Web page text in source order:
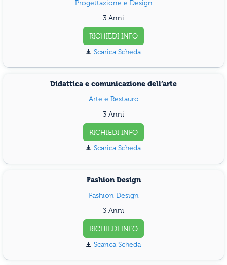
Progettazione e Design
3 Anni
RICHIEDI INFO
Scarica Scheda
Didattica e comunicazione dell’arte
Arte e Restauro
3 Anni
RICHIEDI INFO
Scarica Scheda
Fashion Design
Fashion Design
3 Anni
RICHIEDI INFO
Scarica Scheda